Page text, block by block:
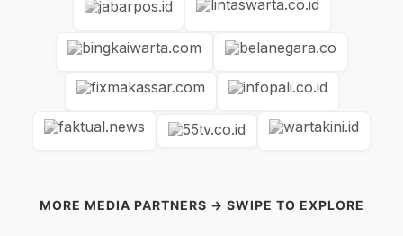
MORE MEDIA PARTNERS → SWIPE TO EXPLORE